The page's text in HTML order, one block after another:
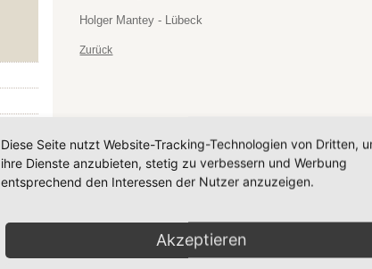
Holger Mantey - Lübeck
Zurück
Mönchgut 2026 |
Diese Seite nutzt Website-Tracking-Technologien von Dritten,
ihre Dienste anzubieten, stetig zu verbessern und Werbung
entsprechend den Interessen der Nutzer anzuzeigen.
Akzeptieren